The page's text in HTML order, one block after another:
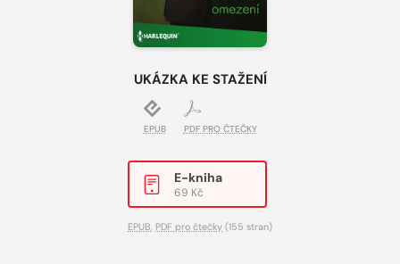
UKÁZKA KE STAŽENÍ
EPUB PDF PRO ČTEČKY
E-kniha
69 Kč
EPUB, PDF pro čtečky (155 stran)